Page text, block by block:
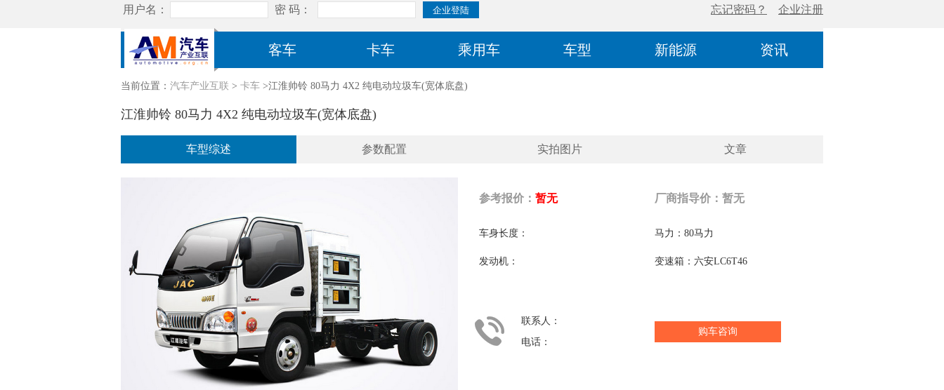
客车 卡车 乘用车 车型 新能源 资讯
当前位置： 汽车产业互联 > 卡车 >江淮帅铃 80马力 4X2 纯电动垃圾车(宽体底盘)
江淮帅铃 80马力 4X2 纯电动垃圾车(宽体底盘)
车型综述 参数配置 实拍图片 文章
参考报价： 暂无 厂商指导价：暂无
车身长度： 马力：80马力
发动机： 变速箱：六安LC6T46
联系人：
电话：
购车咨询